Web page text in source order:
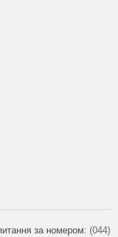
за номером: (044)